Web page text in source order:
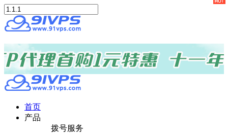
首页
产品
拨号服务